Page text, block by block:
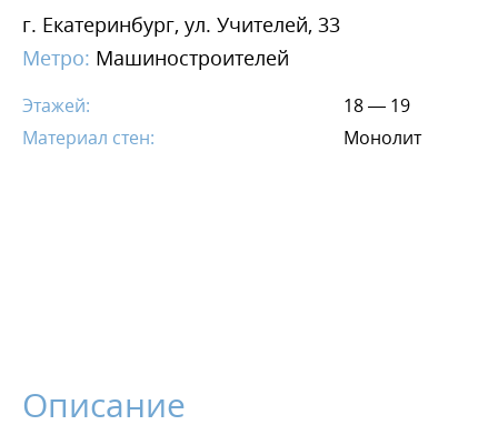
г. Екатеринбург, ул. Учителей, 33
Метро: Машиностроителей
Этажей:
18 — 19
Материал стен:
Монолит
Описание